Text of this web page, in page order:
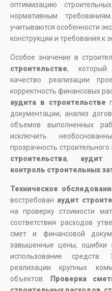
оптимизацию
нормативным
учитываются особенности
конструкции и требования к
Особое значение в
строительстве, который
качество реализации
корректность финансовых
аудита в строительстве
документации, анализ
объемов выполненных
исключить
прозрачность строительного
строительства, аудит
контроль строительных
Техническое
востребован аудит
на проверку стоимости
соответствия расходов
смет и финансовой
завышенные цены, ошибки
использование
реализации крупных
объектов.
Проверка